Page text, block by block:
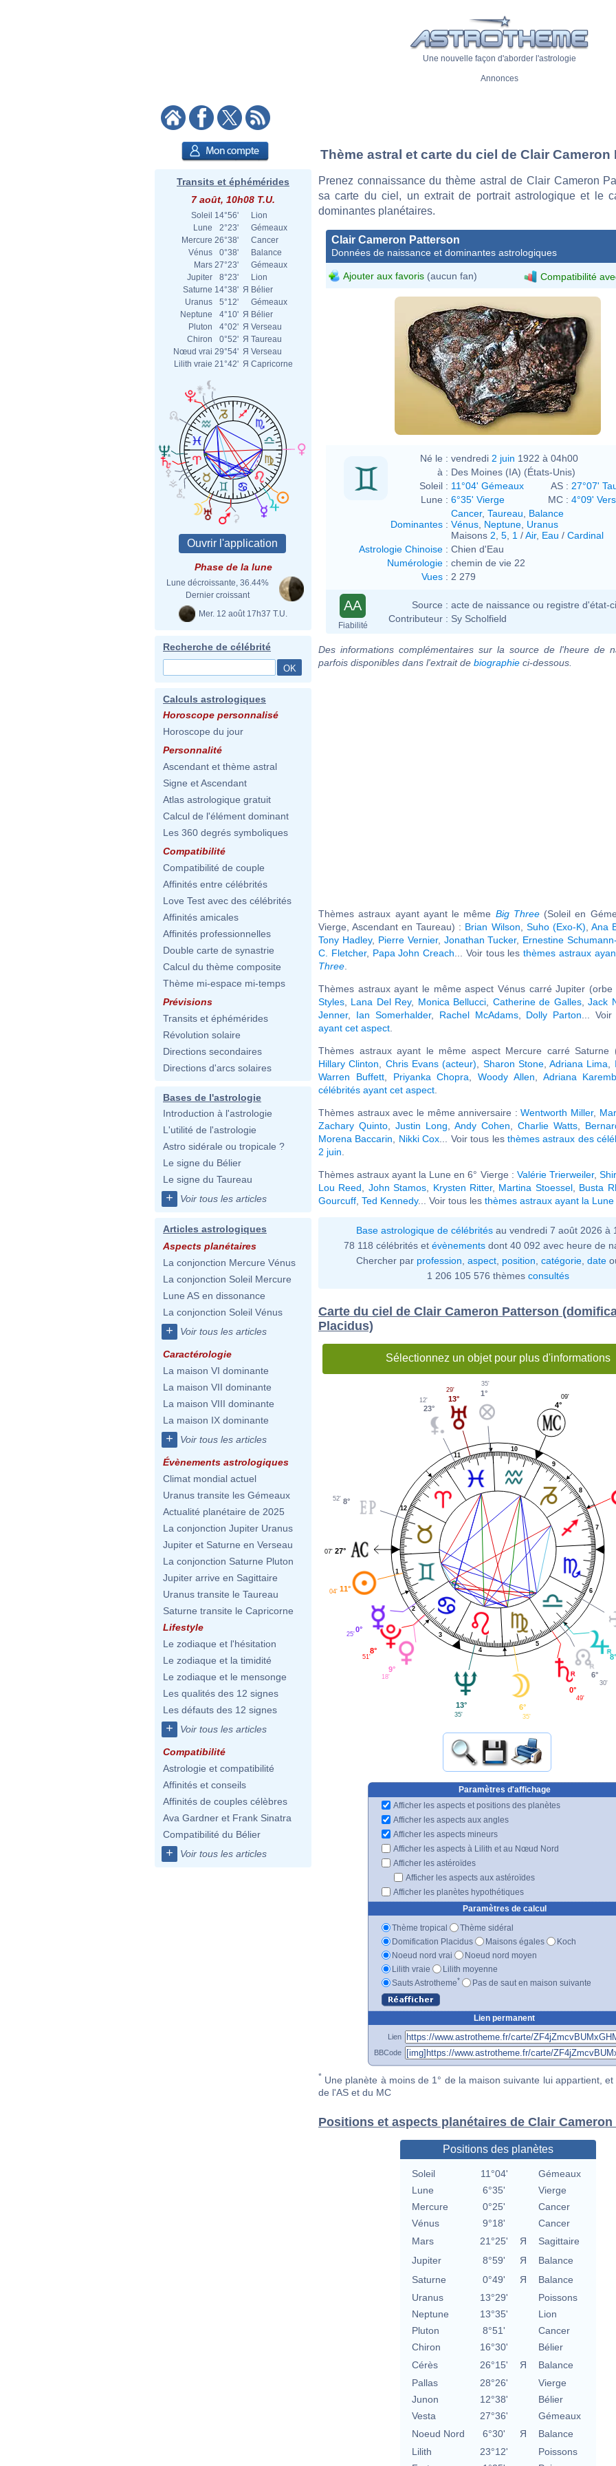
Une nouvelle façon d'aborder l'astrologie
Annonces
Transits et éphémérides
7 août, 10h08 T.U.
Soleil 14°56'
Lion
Lune
2°23'
Gémeaux
Mercure 26°38'
Cancer
Vénus
0°38'
Balance
Mars 27°23'
Gémeaux
Jupiter
8°23'
Lion
Saturne 14°38' Я Bélier
Uranus
5°12'
Gémeaux
Neptune
4°10' Я Bélier
Pluton
4°02' Я Verseau
Chiron
0°52' Я Taureau
Nœud vrai 29°54' Я Verseau
Lilith vraie 21°42' Я Capricorne
Phase de la lune
Lune décroissante, 36.44%
Dernier croissant
Mer. 12 août 17h37 T.U.
Recherche de célébrité
Calculs astrologiques
Horoscope personnalisé
Horoscope du jour
Personnalité
Ascendant et thème astral
Signe et Ascendant
Atlas astrologique gratuit
Calcul de l'élément dominant
Les 360 degrés symboliques
Compatibilité
Compatibilité de couple
Affinités entre célébrités
Love Test avec des célébrités
Affinités amicales
Affinités professionnelles
Double carte de synastrie
Calcul du thème composite
Thème mi-espace mi-temps
Prévisions
Transits et éphémérides
Révolution solaire
Directions secondaires
Directions d'arcs solaires
Bases de l'astrologie
Introduction à l'astrologie
L'utilité de l'astrologie
Astro sidérale ou tropicale ?
Le signe du Bélier
Le signe du Taureau
+ Voir tous les articles
Articles astrologiques
Aspects planétaires
La conjonction Mercure Vénus
La conjonction Soleil Mercure
Lune AS en dissonance
La conjonction Soleil Vénus
+ Voir tous les articles
Caractérologie
La maison VI dominante
La maison VII dominante
La maison VIII dominante
La maison IX dominante
+ Voir tous les articles
Évènements astrologiques
Climat mondial actuel
Uranus transite les Gémeaux
Actualité planétaire de 2025
La conjonction Jupiter Uranus
Jupiter et Saturne en Verseau
La conjonction Saturne Pluton
Jupiter arrive en Sagittaire
Uranus transite le Taureau
Saturne transite le Capricorne
Lifestyle
Le zodiaque et l'hésitation
Le zodiaque et la timidité
Le zodiaque et le mensonge
Les qualités des 12 signes
Les défauts des 12 signes
+ Voir tous les articles
Compatibilité
Astrologie et compatibilité
Affinités et conseils
Affinités de couples célèbres
Ava Gardner et Frank Sinatra
Compatibilité du Bélier
+ Voir tous les articles
Thème astral et carte du ciel de Clair Cameron
Prenez connaissance du thème astral de Clair Cameron
sa carte du ciel, un extrait de portrait astrologique et le
dominantes planétaires.
Clair Cameron Patterson
Données de naissance et dominantes astrologiques
Ajouter aux favoris (aucun fan) Compatibilité
Né le : vendredi 2 juin 1922 à 04h00
à : Des Moines (IA) (États-Unis)
Soleil : 11°04' Gémeaux AS : 27°07'
Lune : 6°35' Vierge MC : 4°09'
Dominantes :
Cancer, Taureau
Balance
Vénus Neptune Uranus
Maisons 2 5 1 /Air, Eau / Cardinal
Astrologie Chinoise : Chien d'Eau
Numérologie : chemin de vie 22
Vues : 2 279
AA
Fiabilité
Source : acte de naissance ou registre d'état-
Contributeur : Sy Scholfield
Des informations complémentaires sur la source de l'heure de
parfois disponibles dans l'extrait de biographie ci-dessous.
Thèmes astraux ayant ayant le même Big Three(Soleil en
Vierge, Ascendant en Taureau) : Brian Wilson Suho (Exo-K) Ana
Tony Hadley, Pierre Vernier, Jonathan Tucker, Ernestine
C. Fletcher, Papa John Creach ... Voir tous lesthèmes astraux
Three
Thèmes astraux ayant le même aspect Vénus carré Jupiter (orbe
Styles
Lana Del Rey, Monica Bellucci Catherine de Galles,Jack
Jenner, Ian Somerhalder, Rachel McAdams, Dolly Parton ...
ayant cet aspect
Thèmes astraux ayant le même aspect Mercure carré Saturne
Hillary Clinton
Chris Evans (acteur) Sharon Stone,Adriana Lima
Warren Buffett, Priyanka Chopra ,Woody Allen Adriana
célébrités ayant cet aspect
Thèmes astraux avec le même anniversaire :Wentworth Miller,
Zachary Quinto
Justin Long Andy Cohen Charlie Watts
Morena Baccarin
Nikki Cox ... Voir tous les thèmes astraux des
2 juin
Thèmes astraux ayant la Lune en 6° Vierge : Valérie Trierweiler,
Lou Reed
John Stamos Krysten Ritter, Martina Stoessel, Busta
Gourcuff Ted Kennedy... Voir tous les thèmes astraux ayant la Lune
Base astrologique de célébritésau vendredi 7 août 2026 à
78 118 célébrités et évènementsdont 40 092 avec heure de
Chercher par profession aspect position catégorie date
1 206 105 576 thèmes consultés
Carte du ciel de Clair Cameron Patterson
Placidus)
Sélectionnez un objet pour plus d'informations
1
2
3
4
5
6
7
8
9
10
11
12
4°
09'
1°
35'
13°
29'
23°
12'
8°
52'
27°
07'
11°
04'
0°
25'
8°
51'
9°
18'
13°
35'
6°
35'
0°
49'
6°
30'
8°
Paramètres d'affichage
Afficher les aspects et positions des planètes
Afficher les aspects aux angles
Afficher les aspects mineurs
Afficher les aspects à Lilith et au Nœud Nord
Afficher les astéroïdes
Afficher les aspects aux astéroïdes
Afficher les planètes hypothétiques
Paramètres de calcul
Thème tropical
Thème sidéral
Domification Placidus
Maisons égales
Koch
Noeud nord vrai
Noeud nord moyen
Lilith vraie
Lilith moyenne
Sauts Astrotheme* Pas de saut en maison suivante
Lien permanent
Lien
BBCode
* Une planète à moins de 1° de la maison suivante lui appartient, et
de l'AS et du MC
Positions et aspects planétaires de Clair Cameron
Positions des planètes
Soleil 11°04'
Gémeaux
Lune
6°35'
Vierge
Mercure
0°25'
Cancer
Vénus
9°18'
Cancer
Mars
21°25' Я
Sagittaire
Jupiter
8°59' Я
Balance
Saturne
0°49' Я
Balance
Uranus
13°29'
Poissons
Neptune
13°35'
Lion
Pluton
8°51'
Cancer
Chiron
16°30'
Bélier
Cérès
26°15' Я
Balance
Pallas
28°26'
Vierge
Junon
12°38'
Bélier
Vesta
27°36'
Gémeaux
Noeud Nord
6°30' Я
Balance
Lilith
23°12'
Poissons